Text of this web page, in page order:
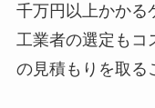
千万円以上かかる
工業者の選定もコ
の見積もりを取る